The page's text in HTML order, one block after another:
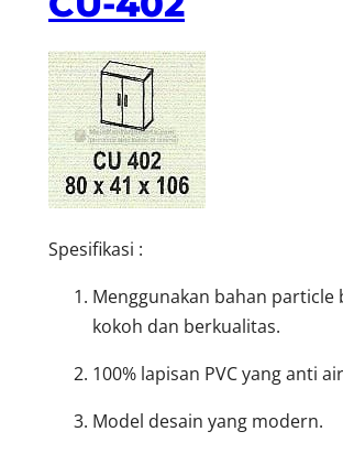
Spesifikasi :
Menggunakan bahan particle
kokoh dan berkualitas.
100% lapisan PVC yang anti
Model desain yang modern.